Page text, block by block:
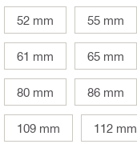
52 mm 55 mm
61 mm 65 mm
80 mm 86 mm
109 mm 112 mm